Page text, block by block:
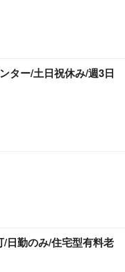
ター/土日祝休み/週3日
/日勤のみ/住宅型有料老